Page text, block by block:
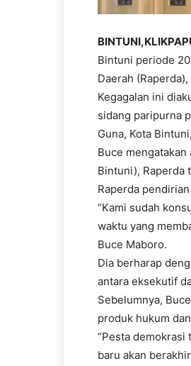
Bintuni periode
Daerah
Kegagalan ini
sidang paripurna
Guna, Kota
Buce
Bintuni), Raperda
Raperda
“Kami sudah
waktu yang
Buce Maboro.
Dia berharap
antara eksekutif
Sebelumnya,
produk hukum
“Pesta demokrasi
baru akan